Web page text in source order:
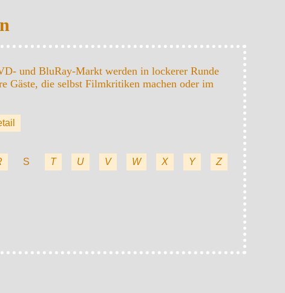
und BluRay-Markt werden in lockerer Runde
Gäste, die selbst Filmkritiken machen oder im
S T U V W X Y Z